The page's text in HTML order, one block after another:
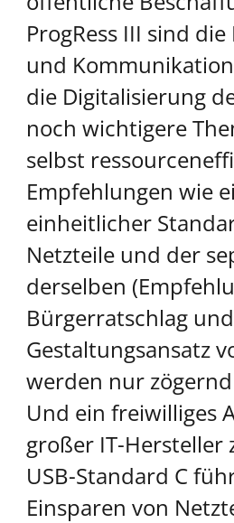
ProgRess III sind
und
die Digitalisierung
noch wichtigere
selbst
Empfehlungen wie
einheitlicher
Netzteile und der
derselben
Bürgerratschlag
Gestaltungsansatz
werden nur
Und ein freiwilliges
großer IT-Hersteller
USB-Standard C
Einsparen von